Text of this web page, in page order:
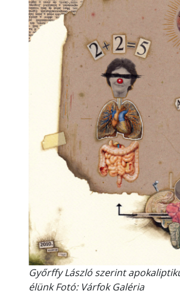
Győrffy László szerint
élünk Fotó: Várfok Galéria